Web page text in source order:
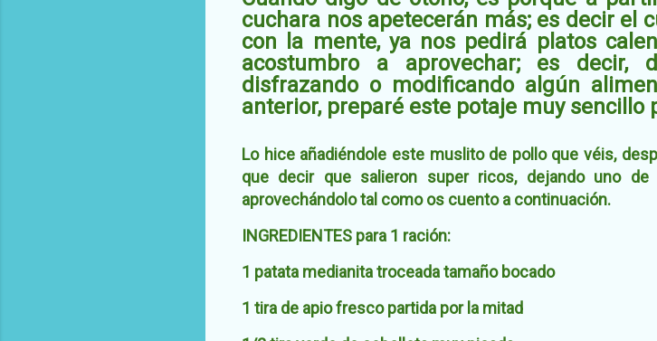
cuchara nos apetecerán más; es decir el
con la mente, ya nos pedirá platos
acostumbro a aprovechar; es decir,
disfrazando o modificando algún
anterior, preparé este potaje muy sencillo
Lo hice añadiéndole este muslito de pollo que véis, d
que decir que salieron super ricos, dejando uno
aprovechándolo tal como os cuento a continuación.
INGREDIENTES para 1 ración:
1 patata medianita troceada tamaño bocado
1 tira de apio fresco partida por la mitad